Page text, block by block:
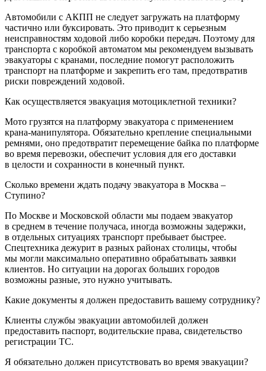
Автомобили с АКПП не следует загружать на платформу
частично или буксировать. Это приводит к серьезным
неисправностям ходовой либо коробки передач. Поэтому для
транспорта с коробкой автоматом мы рекомендуем вызывать
эвакуаторы с кранами, последние помогут расположить
транспорт на платформе и закрепить его там, предотвратив
риски повреждений ходовой.
Как осуществляется эвакуация мотоциклетной техники?
Мото грузятся на платформу эвакуатора с применением
крана-манипулятора. Обязательно крепление специальными
ремнями, оно предотвратит перемещение байка по платформе
во время перевозки, обеспечит условия для его доставки
в целости и сохранности в конечный пункт.
Сколько времени ждать подачу эвакуатора в Москва –
Ступино?
По Москве и Московской области мы подаем эвакуатор
в среднем в течение получаса, иногда возможны задержки,
в отдельных ситуациях транспорт пребывает быстрее.
Спецтехника дежурит в разных районах столицы, чтобы
мы могли максимально оперативно обрабатывать заявки
клиентов. Но ситуации на дорогах больших городов
возможны разные, это нужно учитывать.
Какие документы я должен предоставить вашему сотруднику?
Клиенты службы эвакуации автомобилей должен
предоставить паспорт, водительские права, свидетельство
регистрации ТС.
Я обязательно должен присутствовать во время эвакуации?